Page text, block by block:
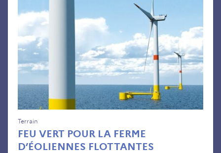
FEU VERT POUR LA FERME
D’ÉOLIENNES FLOTTANTES
Terrain
la